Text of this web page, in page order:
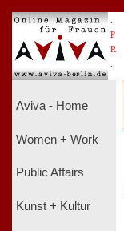
P
R
Aviva - Home
Women + Work
Public Affairs
Kunst + Kultur